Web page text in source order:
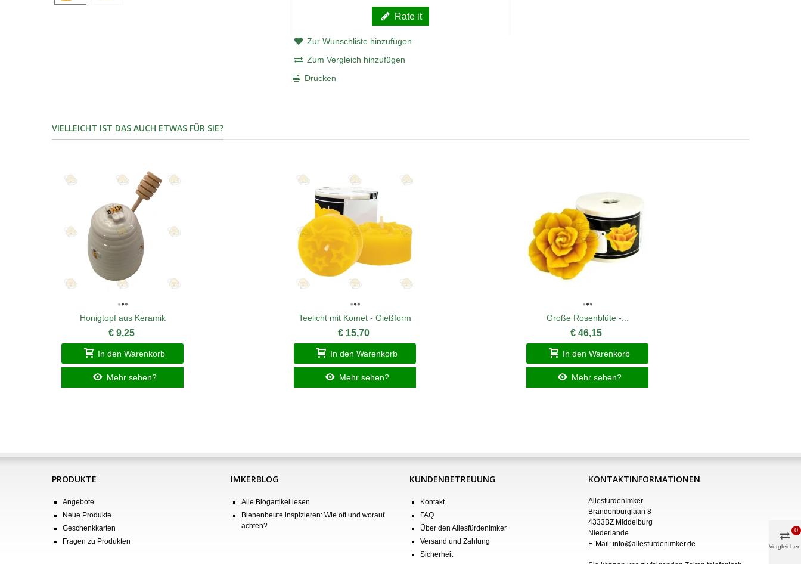
Rate it
Zur Wunschliste hinzufügen
Zum Vergleich hinzufügen
Drucken
VIELLEICHT IST DAS AUCH ETWAS FÜR SIE?
Honigtopf aus Keramik
€ 9,25
In den Warenkorb
Mehr sehen?
Teelicht mit Komet - Gießform
€ 15,70
In den Warenkorb
Mehr sehen?
Große Rosenblüte -...
€ 46,15
In den Warenkorb
Mehr sehen?
PRODUKTE
Angebote
Neue Produkte
Geschenkkarten
Fragen zu Produkten
IMKERBLOG
Alle Blogartikel lesen
Bienenbeute inspizieren: Wie oft und worauf
achten?
KUNDENBETREUUNG
Kontakt
FAQ
Über den AllesfürdenImker
Versand und Zahlung
Sicherheit
KONTAKTINFORMATIONEN
AllesfürdenImker
Brandenburglaan 8
4333BZ Middelburg
Niederlande
E-Mail: info@allesfürdenimker.de Vergleichen
0